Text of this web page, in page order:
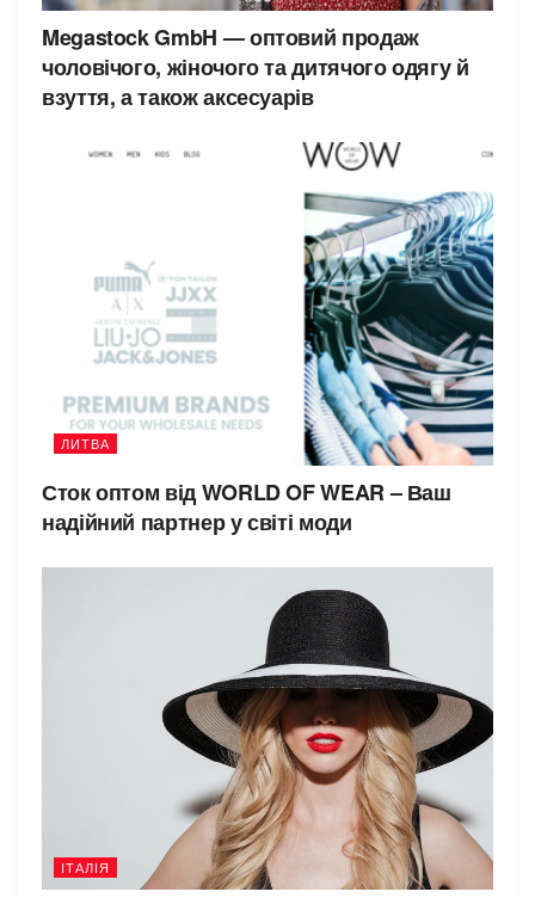
Megastock GmbH — оптовий продаж
чоловічого, жіночого та дитячого одягу й
взуття, а також аксесуарів
ЛИТВА
Сток оптом від WORLD OF WEAR – Ваш
надійний партнер у світі моди
ІТАЛІЯ